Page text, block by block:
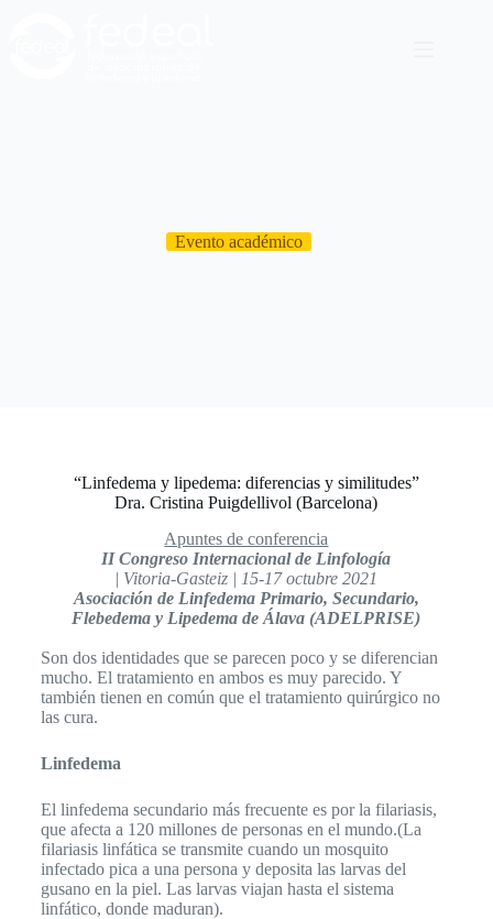
Evento académico
“Linfedema y lipedema: diferencias y similitudes”
Dra. Cristina Puigdellivol (Barcelona)
Apuntes de conferencia
II Congreso Internacional de Linfología
| Vitoria-Gasteiz | 15-17 octubre 2021
Asociación de Linfedema Primario, Secundario,
Flebedema y Lipedema de Álava (ADELPRISE)
Son dos identidades que se parecen poco y se diferencian
mucho. El tratamiento en ambos es muy parecido. Y
también tienen en común que el tratamiento quirúrgico no
las cura.
Linfedema
El linfedema secundario más frecuente es por la filariasis,
que afecta a 120 millones de personas en el mundo.(La
filariasis linfática se transmite cuando un mosquito
infectado pica a una persona y deposita las larvas del
gusano en la piel. Las larvas viajan hasta el sistema
linfático, donde maduran).